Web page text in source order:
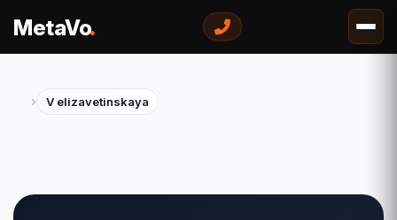
MetaVo.
› V elizavetinskaya